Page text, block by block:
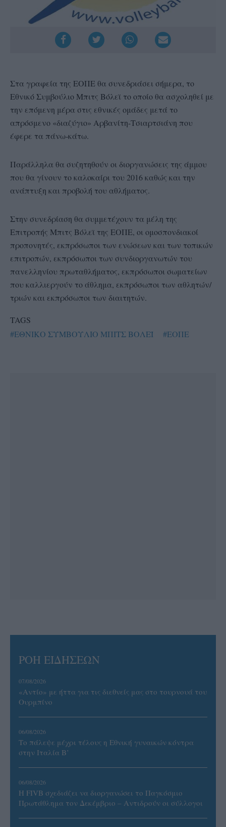
Στα γραφεία της ΕΟΠΕ θα συνεδριάσει σήμερα, το
Εθνικό Συμβούλιο Μπιτς Βόλεϊ το οποίο θα ασχοληθεί με
την επόμενη μέρα στις εθνικές ομάδες μετά το
απρόσμενο «διαζύγιο» Αρβανίτη-Τσιαρτσιάνη που
έφερε τα πάνω-κάτω.
Παράλληλα θα συζητηθούν οι διοργανώσεις της άμμου
που θα γίνουν το καλοκαίρι του 2016 καθώς και την
ανάπτυξη και προβολή του αθλήματος.
Στην συνεδρίαση θα συμμετέχουν τα μέλη της
Επιτροπής Μπιτς Βόλεϊ της ΕΟΠΕ, οι ομοσπονδιακοί
προπονητές, εκπρόσωποι των ενώσεων και των τοπικών
επιτροπών, εκπρόσωποι των συνδιοργανωτών του
πανελληνίου πρωταθλήματος, εκπρόσωποι σωματείων
που καλλιεργούν το άθλημα, εκπρόσωποι των αθλητών/
τριών και εκπρόσωποι των διαιτητών.
TAGS
#ΕΘΝΙΚΟ ΣΥΜΒΟΥΛΙΟ ΜΠΙΤΣ ΒΟΛΕΪ
#ΕΟΠΕ
ΡΟΗ ΕΙΔΗΣΕΩΝ
07/08/2026
«Αντίο» με ήττα για τις διεθνείς μας στο τουρνουά του
Ουρμπίνο
06/08/2026
Το πάλεψε μέχρι τέλους η Εθνική γυναικών κόντρα
στην Ιταλία Β’
06/08/2026
Η FIVB σχεδιάζει να διοργανώσει το Παγκόσμιο
Πρωτάθλημα τον Δεκέμβριο – Αντιδρούν οι σύλλογοι